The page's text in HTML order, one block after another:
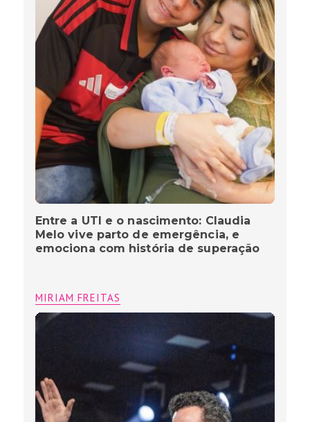
Entre a UTI e o nascimento: Claudia
Melo vive parto de emergência, e
emociona com história de superação
MIRIAM FREITAS